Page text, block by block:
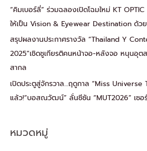
“คิมเบอร์ลี่” ร่วมฉลองเปิดโฉมใหม่ KT
ให้เป็น Vision & Eyewear Destination ด้วย
สรุปผลงานประกาศรางวัล “Thailand Y
2025”เชิดชูเกียรติคนหน้าจอ-หลังจอ หนุนอุต
สากล
เปิดประตูสู่จักรวาล…ฤดูกาล “Miss Universe
แล้ว!“บอสณวัฒน์” ลั่นซีซัน “MUT2026” เซอ
หมวดหมู่